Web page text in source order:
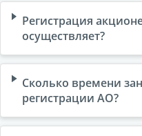
Регистрация
осуществляет?
Сколько времени
регистрации АО?